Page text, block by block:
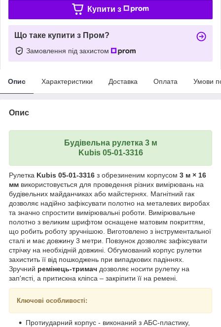
Купити з
Що таке купити з Пром?
Замовлення під захистом
Опис Характеристики Доставка Оплата Умови
Опис
Будівельна рулетка 3 м
Kubis 05-01-3316
Рулетка Kubis 05-01-3316 з обрезиненим корпусом 3 м × 16
мм використовується для проведення різних вимірювань на
будівельних майданчиках або майстернях. Магнітний гак
дозволяє надійно зафіксувати полотно на металевих виробах
та значно спростити вимірювальні роботи. Вимірювальне
полотно з великим шрифтом оснащене матовим покриттям,
що робить роботу зручнішою. Виготовлено з інструментальної
сталі и має довжину 3 метри. Повзунок дозволяє зафіксувати
стрічку на необхідній довжині. Обгумований корпус рулетки
захистить її від пошкоджень при випадкових падіннях.
Зручний ремінець-тримач дозволяє носити рулетку на
зап'ясті, а притискна кліпса – закріпити її на ремені.
Ключові особливості:
Протиударний корпус - виконаний з АБС-пластику,